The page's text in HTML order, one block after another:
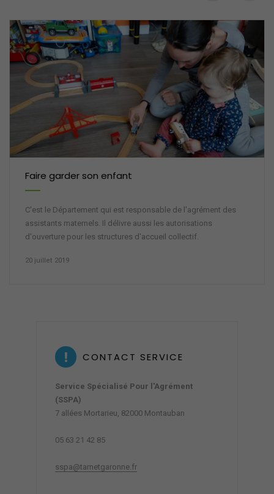
Faire garder son enfant
C'est le Département qui est responsable de l'agrément des
assistants maternels. Il délivre aussi les autorisations
d'ouverture pour les structures d'accueil collectif.
20 juillet 2019
CONTACT SERVICE
Service Spécialisé Pour l'Agrément
(SSPA)
7 allées Mortarieu, 82000 Montauban
05 63 21 42 85
sspa@tarnetgaronne.fr